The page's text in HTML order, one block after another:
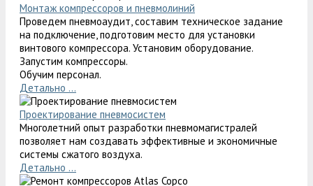
Монтаж компрессоров и пневмолиний
Проведем пневмоаудит, составим техническое задание
на подключение, подготовим место для установки
винтового компрессора. Установим оборудование.
Запустим компрессоры.
Обучим персонал.
Детально ...
Проектирование пневмосистем
Многолетний опыт разработки пневмомагистралей
позволяет нам создавать эффективные и экономичные
системы сжатого воздуха.
Детально ...